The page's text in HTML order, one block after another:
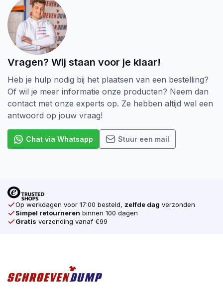
Vragen? Wij staan voor je klaar!
Heb je hulp nodig bij het plaatsen van een bestelling?
Of wil je meer informatie onze producten? Neem dan
contact met onze experts op. Ze hebben altijd wel een
antwoord op jouw vraag!
Chat via Whatsapp Stuur een mail
Op werkdagen voor 17:00 besteld, zelfde dag verzonden
Simpel retourneren binnen 100 dagen
Gratis verzending vanaf €99